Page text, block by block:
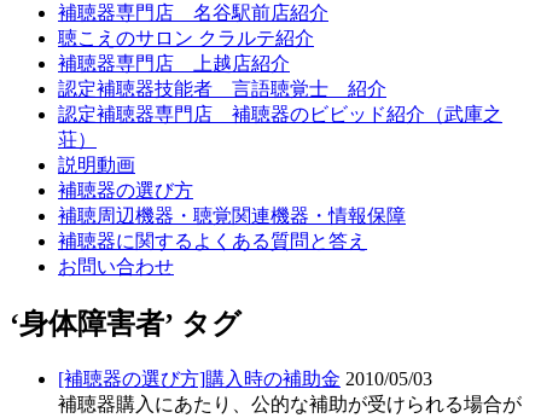
補聴器専門店 名谷駅前店紹介
聴こえのサロン クラルテ紹介
補聴器専門店 上越店紹介
認定補聴器技能者 言語聴覚士 紹介
認定補聴器専門店 補聴器のビビッド紹介（武庫之
荘）
説明動画
補聴器の選び方
補聴周辺機器・聴覚関連機器・情報保障
補聴器に関するよくある質問と答え
お問い合わせ
‘身体障害者’ タグ
[補聴器の選び方]購入時の補助金 2010/05/03
補聴器購入にあたり、公的な補助が受けられる場合が